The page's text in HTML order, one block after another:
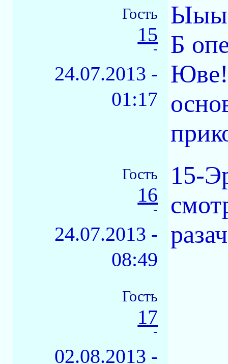
Гость
15
-
24.07.2013 -
01:17
Б
Гость
16
-
24.07.2013 -
08:49
15-
Гость
17
-
02.08.2013 -